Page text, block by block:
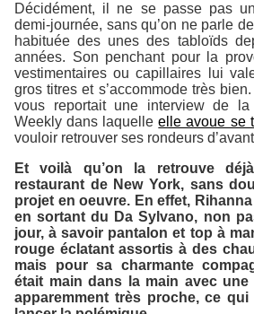
Décidément, il ne se passe pas
demi-journée, sans qu’on ne parle
habituée des unes des tabloïds
années. Son penchant pour la
vestimentaires ou capillaires lui
gros titres et s’accommode très
vous reportait une interview de
Weekly dans laquelleelle avoue se
vouloir retrouver ses rondeurs
Et voilà qu’on la retrouve
restaurant de New York, sans
projet en oeuvre. En effet,
en sortant du Da Sylvano, non
jour, à savoir pantalon et top à
rouge éclatant assortis à des
mais pour sa charmante
était main dans la main avec
apparemment très proche, ce